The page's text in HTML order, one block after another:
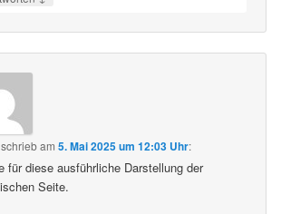
schriebam5. Mai 2025 um 12:03 Uhr:
für diese ausführliche Darstellung der
Seite.